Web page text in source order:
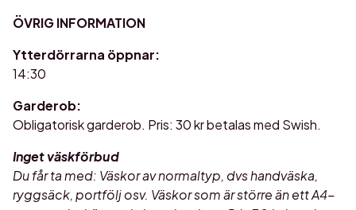
ÖVRIG INFORMATION
Ytterdörrarna öppnar:
14:30
Garderob:
Obligatorisk garderob. Pris: 30 kr betalas med Swish.
Inget väskförbud
Du får ta med: Väskor av normaltyp, dvs handväska,
ryggsäck, portfölj osv. Väskor som är större än ett A4-